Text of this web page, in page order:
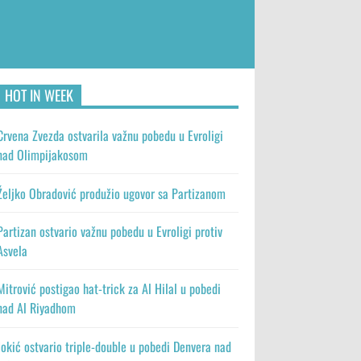
HOT IN WEEK
Zvezda ostvarila važnu pobedu u Evroligi
Olimpijakosom
Obradović produžio ugovor sa Partizanom
ostvario važnu pobedu u Evroligi protiv
postigao hat-trick za Al Hilal u pobedi
Al Riyadhom
ostvario triple-double u pobedi Denvera nad